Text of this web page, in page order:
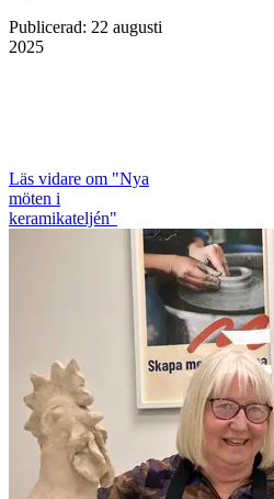
Publicerad: 22 augusti
2025
Läs vidare om "Nya
möten i
keramikateljén"